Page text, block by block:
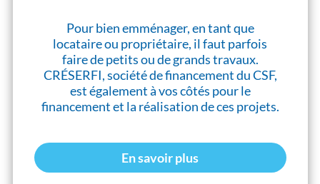
Pour bien emménager, en tant que
locataire ou propriétaire, il faut parfois
faire de petits ou de grands travaux.
CRÉSERFI, société de financement du CSF,
est également à vos côtés pour le
financement et la réalisation de ces projets.
En savoir plus